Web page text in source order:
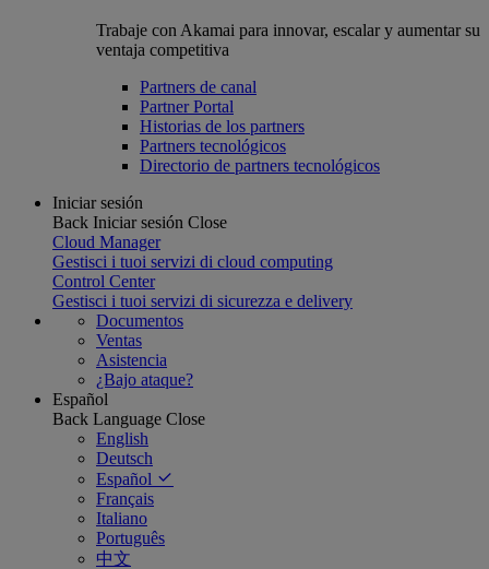
Trabaje con Akamai para innovar, escalar y aumentar su
ventaja competitiva
Partners de canal
Partner Portal
Historias de los partners
Partners tecnológicos
Directorio de partners tecnológicos
Iniciar sesión
Back Iniciar sesión Close
Cloud Manager
Gestisci i tuoi servizi di cloud computing
Control Center
Gestisci i tuoi servizi di sicurezza e delivery
Documentos
Ventas
Asistencia
¿Bajo ataque?
Español
Back Language Close
English
Deutsch
Español
Français
Italiano
Português
中文